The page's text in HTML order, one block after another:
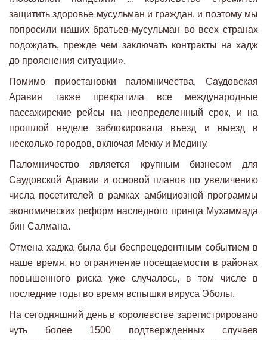
защитить здоровье мусульман и граждан, и поэтому мы
попросили наших братьев-мусульман во всех странах
подождать, прежде чем заключать контракты на хадж
до прояснения ситуации».
Помимо приостановки паломничества, Саудовская
Аравия также прекратила все международные
пассажирские рейсы на неопределенный срок, и на
прошлой неделе заблокировала въезд и выезд в
несколько городов, включая Мекку и Медину.
Паломничество является крупным бизнесом для
Саудовской Аравии и основой планов по увеличению
числа посетителей в рамках амбициозной программы
экономических реформ наследного принца Мухаммада
бин Салмана.
Отмена хаджа была бы беспрецедентным событием в
наше время, но ограничение посещаемости в районах
повышенного риска уже случалось, в том числе в
последние годы во время вспышки вируса Эболы.
На сегодняшний день в королевстве зарегистрировано
чуть более 1500 подтвержденных случаев